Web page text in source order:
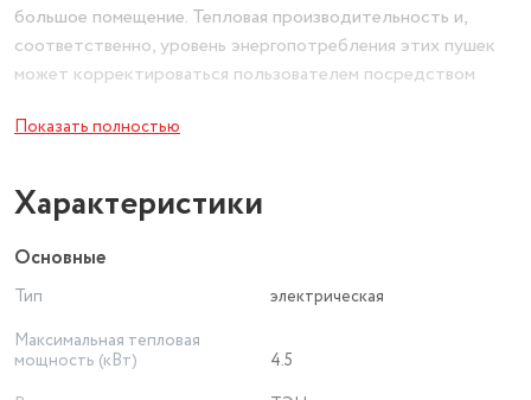
большое помещение. Тепловая производительность и,
соответственно, уровень энергопотребления этих пушек
может корректироваться пользователем посредством
Особые преимущества электрических тепловых пушек
– быстрый прогрев помещения;
– высокая энергоэффективность;
– две ступени мощности;
– регулируемый термостат 0400с;
– ТЭН из нержавеющей стали, не сжигающий кислород;
– защита от перегрева;
Показать полностью
Характеристики
Основные
Тип
электрическая
Максимальная тепловая
мощность (кВт)
4.5